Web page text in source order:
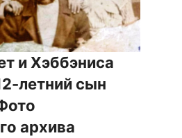
и Хэббэниса
летний сын
архива